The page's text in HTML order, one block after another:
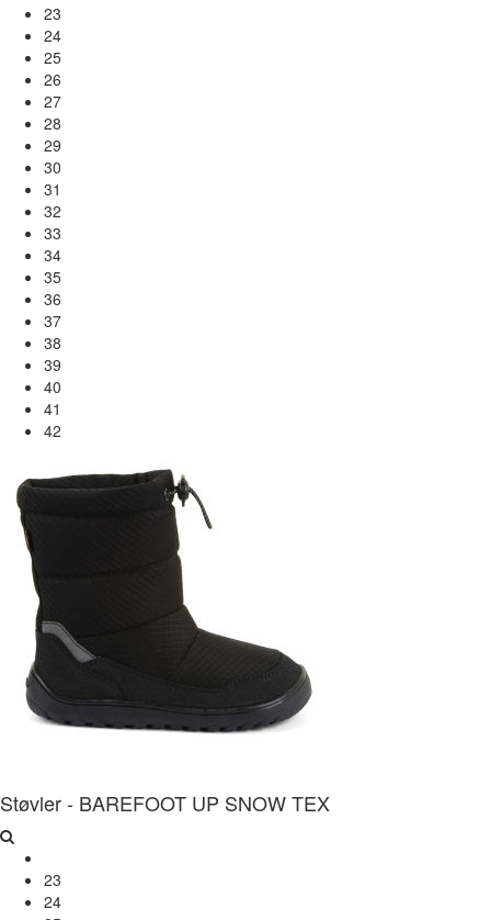
23
24
25
26
27
28
29
30
31
32
33
34
35
36
37
38
39
40
41
42
Støvler - BAREFOOT UP SNOW TEX
23
24